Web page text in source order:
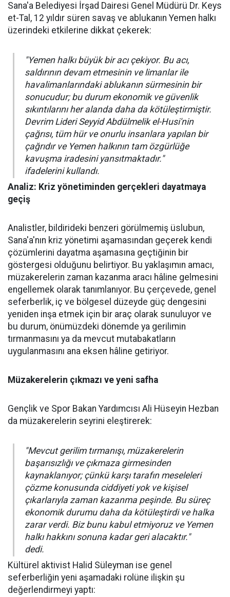
Sana'a Belediyesi İrşad Dairesi Genel Müdürü Dr. Keys
et-Tal, 12 yıldır süren savaş ve ablukanın Yemen halkı
üzerindeki etkilerine dikkat çekerek:
"Yemen halkı büyük bir acı çekiyor. Bu acı,
saldırının devam etmesinin ve limanlar ile
havalimanlarındaki ablukanın sürmesinin bir
sonucudur; bu durum ekonomik ve güvenlik
sıkıntılarını her alanda daha da kötüleştirmiştir.
Devrim Lideri Seyyid Abdülmelik el-Husi'nin
çağrısı, tüm hür ve onurlu insanlara yapılan bir
çağrıdır ve Yemen halkının tam özgürlüğe
kavuşma iradesini yansıtmaktadır."
ifadelerini kullandı.
Analiz: Kriz yönetiminden gerçekleri dayatmaya
geçiş
Analistler, bildirideki benzeri görülmemiş üslubun,
Sana'a'nın kriz yönetimi aşamasından geçerek kendi
çözümlerini dayatma aşamasına geçtiğinin bir
göstergesi olduğunu belirtiyor. Bu yaklaşımın amacı,
müzakerelerin zaman kazanma aracı hâline gelmesini
engellemek olarak tanımlanıyor. Bu çerçevede, genel
seferberlik, iç ve bölgesel düzeyde güç dengesini
yeniden inşa etmek için bir araç olarak sunuluyor ve
bu durum, önümüzdeki dönemde ya gerilimin
tırmanmasını ya da mevcut mutabakatların
uygulanmasını ana eksen hâline getiriyor.
Müzakerelerin çıkmazı ve yeni safha
Gençlik ve Spor Bakan Yardımcısı Ali Hüseyin Hezban
da müzakerelerin seyrini eleştirerek:
"Mevcut gerilim tırmanışı, müzakerelerin
başarısızlığı ve çıkmaza girmesinden
kaynaklanıyor; çünkü karşı tarafın meseleleri
çözme konusunda ciddiyeti yok ve kişisel
çıkarlarıyla zaman kazanma peşinde. Bu süreç
ekonomik durumu daha da kötüleştirdi ve halka
zarar verdi. Biz bunu kabul etmiyoruz ve Yemen
halkı hakkını sonuna kadar geri alacaktır."
dedi.
Kültürel aktivist Halid Süleyman ise genel
seferberliğin yeni aşamadaki rolüne ilişkin şu
değerlendirmeyi yaptı: